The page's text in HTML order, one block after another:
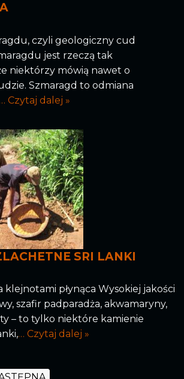
czyli geologiczny cud
jest rzeczą tak
niektórzy mówią nawet o
Szmaragd to odmiana
… Czytaj dalej »
SRI LANKI
klejnotami płynąca Wysokiej jakości
szafir padparadża, akwamaryny,
– to tylko niektóre kamienie
… Czytaj dalej »